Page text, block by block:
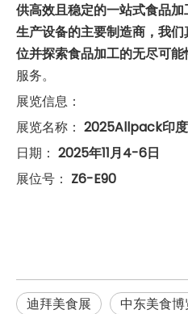
供高效且稳定的一站式食品
生产设备的主要制造商，我
位并探索食品加工的无尽可能
服务。
展览信息：
展览名称： 2025Allpack印
日期： 2025年11月4-6日
展位号： Z6-E90
迪拜美食展
中东美食博